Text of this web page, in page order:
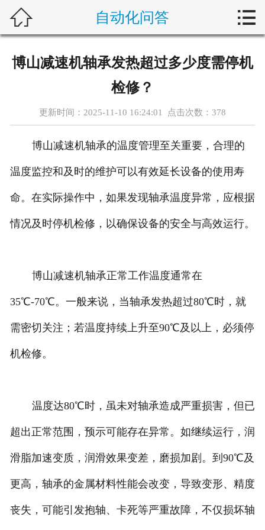
藤仓产品
合作产品
服务案例
关于我们
联系我们
 自动化问答 
博山减速机轴承发热超过多少度需停机
检修？
更新时间：2025-11-10 16:24:01 点击次数： 378
博山减速机轴承的温度管理至关重要，合理的
温度监控和及时的维护可以有效延长设备的使用寿
命。在实际操作中，如果发现轴承温度异常，应根据
情况及时停机检修，以确保设备的安全与高效运行。
博山减速机轴承正常工作温度通常在
35℃-70℃。一般来说，当轴承发热超过80℃时，就
需密切关注；若温度持续上升至90℃及以上，必须停
机检修。
温度达80℃时，虽未对轴承造成严重损害，但已
超出正常范围，预示可能存在异常。如继续运行，润
滑脂加速变质，润滑效果变差，磨损加剧。到90℃及
更高，轴承的金属材料性能会改变，导致变形、精度
丧失，可能引发抱轴、卡死等严重故障，不仅损坏轴